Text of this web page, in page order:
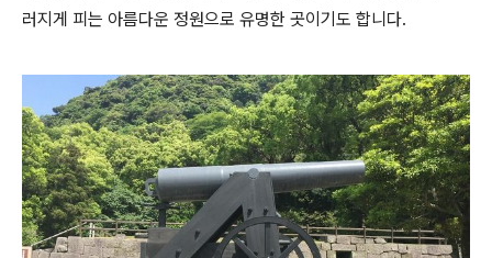
러지게 피는 아름다운 정원으로 유명한 곳이기도 합니다.